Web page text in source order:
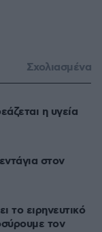
Σχολιασμένα
η υγεία
στον
το ειρηνευτικό
τον